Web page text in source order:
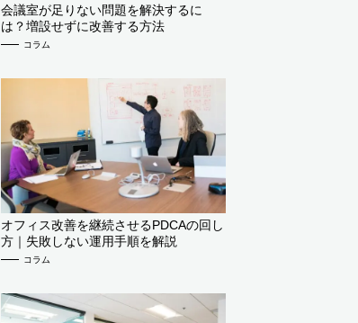
会議室が足りない問題を解決するに
は？増設せずに改善する方法
コラム
オフィス改善を継続させるPDCAの回し
方｜失敗しない運用手順を解説
コラム